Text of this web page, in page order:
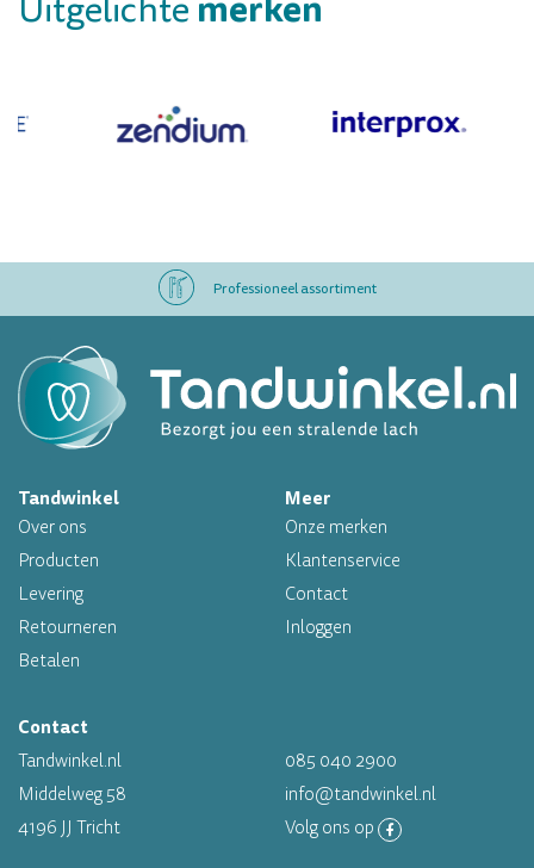
Uitgelichte
Professioneel assortiment
Op werkdagen voor 16.00 uur besteld, morgen in huis
Professioneel assortiment
Altijd op voorraad
Tandwinkel
Over ons
Producten
Levering
Retourneren
Betalen
Meer
Onze merken
Klantenservice
Contact
Inloggen
Contact
Tandwinkel.nl
Middelweg 58
4196 JJ Tricht
085 040 2900
info@tandwinkel.nl
Volg ons op